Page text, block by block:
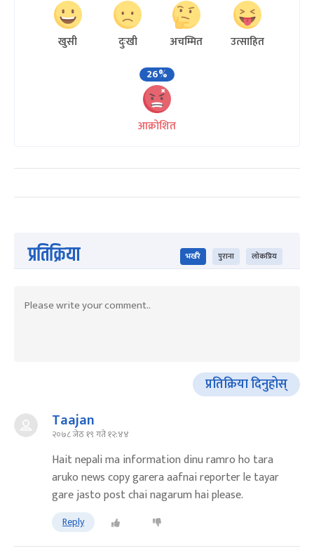
खुसी दुःखी अचम्मित
उत्साहित
26%
आक्रोशित
प्रतिक्रिया भर्खरै पुराना लोकप्रिय
प्रतिक्रिया दिनुहोस्
Taajan
२०७८ जेठ १९ गते १२:४४
Hait nepali ma information dinu ramro ho tara
aruko news copy garera aafnai reporter le tayar
gare jasto post chai nagarum hai please.
Reply